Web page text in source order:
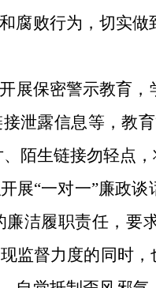
腐败行为，切实
展保密警示教育
泄露信息等，教
陌生链接勿轻点
展“一对一”廉政
洁履职责任，要
监督力度的同时